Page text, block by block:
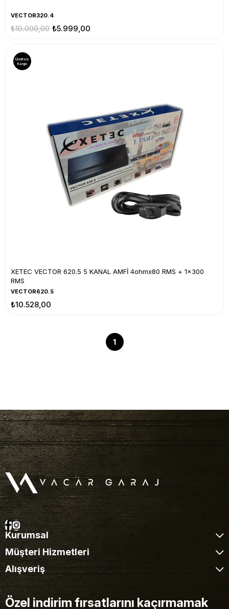
VECTOR320.4
₺5.999,00
₺10.000,00
XETEC VECTOR 620.5 5 KANAL AMFİ 4ohmx80 RMS + 1x300
RMS
VECTOR620.5
₺10.528,00
Ücretsiz
Kargo
1
Kurumsal
Müşteri Hizmetleri
Alışveriş
Özel indirim fırsatlarını kaçırmamak